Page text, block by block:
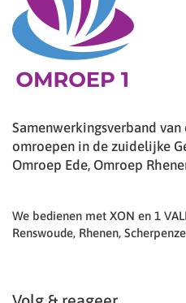
Samenwerkingsverband
omroepen in de zuidelijke
Omroep Ede, Omroep
We bedienen met XON en 1
Renswoude, Rhenen,